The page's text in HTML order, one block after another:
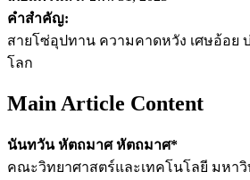
คำสำคัญ:
สายโซ่อุปทาน ความคาดหวัง เศษอ้อย
โลก
Main Article Content
นันทวัน หัตถมาศ หัตถมาศ*
คณะวิทยาศาสตร์และเทคโนโลยี มหา